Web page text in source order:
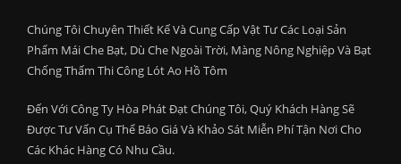
Chúng Tôi Chuyên Thiết Kế Và Cung Cấp Vật Tư Các Loại Sản
Phẩm Mái Che Bạt, Dù Che Ngoài Trời, Màng Nông Nghiệp Và Bạt
Chống Thấm Thi Công Lót Ao Hồ Tôm
Đến Với Công Ty Hòa Phát Đạt Chúng Tôi, Quý Khách Hàng Sẽ
Được Tư Vấn Cụ Thể Báo Giá Và Khảo Sát Miễn Phí Tận Nơi Cho
Các Khác Hàng Có Nhu Cầu.